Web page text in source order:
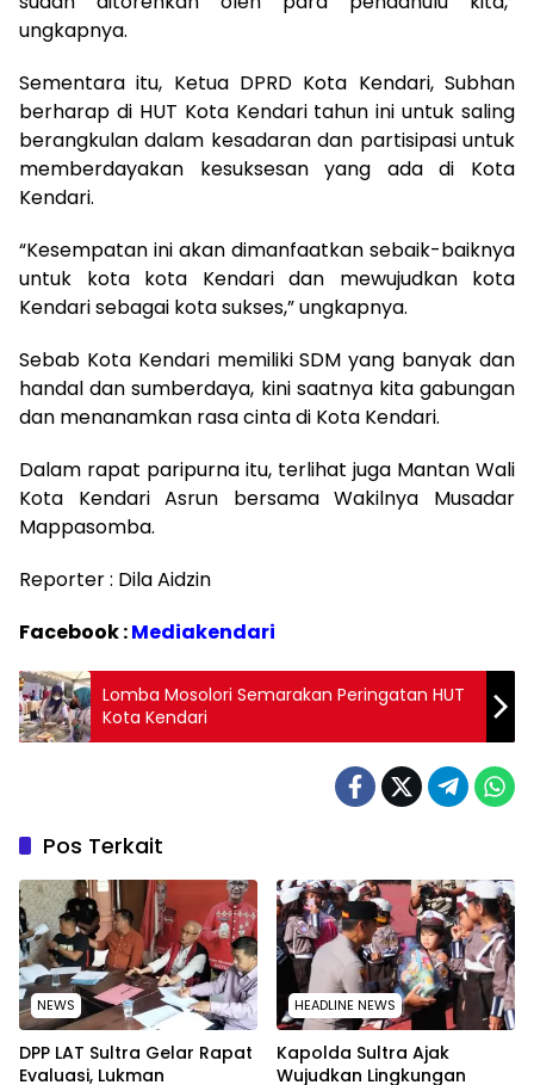
ungkapnya.
Sementara itu, Ketua DPRD Kota Kendari, Subhan
berharap di HUT Kota Kendari tahun ini untuk saling
berangkulan dalam kesadaran dan partisipasi untuk
memberdayakan kesuksesan yang ada di Kota
Kendari.
“Kesempatan ini akan dimanfaatkan sebaik-baiknya
untuk kota kota Kendari dan mewujudkan kota
Kendari sebagai kota sukses,” ungkapnya.
Sebab Kota Kendari memiliki SDM yang banyak dan
handal dan sumberdaya, kini saatnya kita gabungan
dan menanamkan rasa cinta di Kota Kendari.
Dalam rapat paripurna itu, terlihat juga Mantan Wali
Kota Kendari Asrun bersama Wakilnya Musadar
Mappasomba.
Reporter : Dila Aidzin
Facebook :Mediakendari
Lomba Mosolori Semarakan Peringatan HUT
Kota Kendari
Pos Terkait
NEWS
‎DPP LAT Sultra Gelar Rapat
Evaluasi, Lukman
HEADLINE NEWS
Kapolda Sultra Ajak
Wujudkan Lingkungan